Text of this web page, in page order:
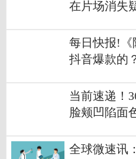
在片场消失
每日快报!《
抖音爆款的
当前速递！
脸颊凹陷面
全球微速讯